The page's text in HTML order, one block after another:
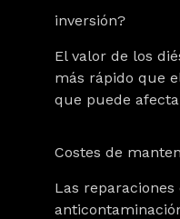
inversión?
El valor de los
más rápido que
que puede
Costes de
Las